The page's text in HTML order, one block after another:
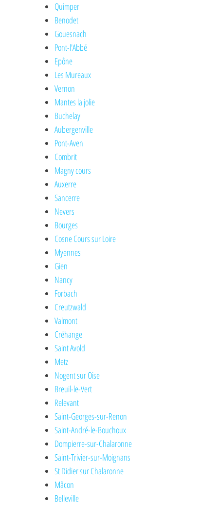
Quimper
Benodet
Gouesnach
Pont-l'Abbé
Epône
Les Mureaux
Vernon
Mantes la jolie
Buchelay
Aubergenville
Pont-Aven
Combrit
Magny cours
Auxerre
Sancerre
Nevers
Bourges
Cosne Cours sur Loire
Myennes
Gien
Nancy
Forbach
Creutzwald
Valmont
Créhange
Saint Avold
Metz
Nogent sur Oise
Breuil-le-Vert
Relevant
Saint-Georges-sur-Renon
Saint-André-le-Bouchoux
Dompierre-sur-Chalaronne
Saint-Trivier-sur-Moignans
St Didier sur Chalaronne
Mâcon
Belleville